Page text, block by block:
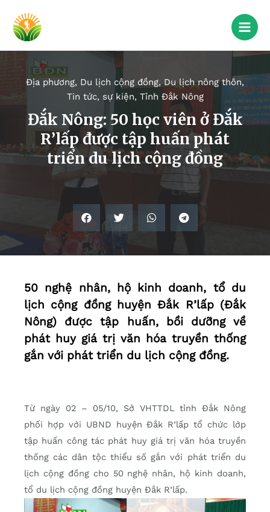
Địa phương, Du lịch cộng đồng,Du lịch nông thôn,
Tin tức, sự kiện, Tỉnh Đắk Nông
Đắk Nông: 50 học viên ở Đắk
R’lấp được tập huấn phát
triển du lịch cộng đồng
50 nghệ nhân, hộ kinh doanh, tổ du
lịch cộng đồng huyện Đắk R’lấp (Đắk
Nông) được tập huấn, bồi dưỡng về
phát huy giá trị văn hóa truyền thống
gắn với phát triển du lịch cộng đồng.
Từ ngày 02 – 05/10, Sở VHTTDL tỉnh Đắk Nông
phối hợp với UBND huyện Đắk R’lấp tổ chức lớp
tập huấn công tác phát huy giá trị văn hóa truyền
thống các dân tộc thiểu số gắn với phát triển du
lịch cộng đồng cho 50 nghệ nhân, hộ kinh doanh,
tổ du lịch cộng đồng huyện Đắk R’lấp.